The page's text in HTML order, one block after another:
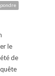
le
de